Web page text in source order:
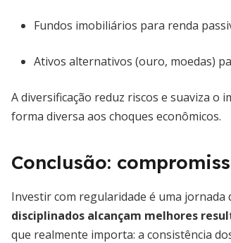
Fundos imobiliários para renda
Ativos alternativos (ouro, moedas)
A diversificação reduz riscos e suaviza o
forma diversa aos choques econômicos.
Conclusão:
Investir com regularidade é uma jornada
disciplinados alcançam melhores
que realmente importa: a consistência